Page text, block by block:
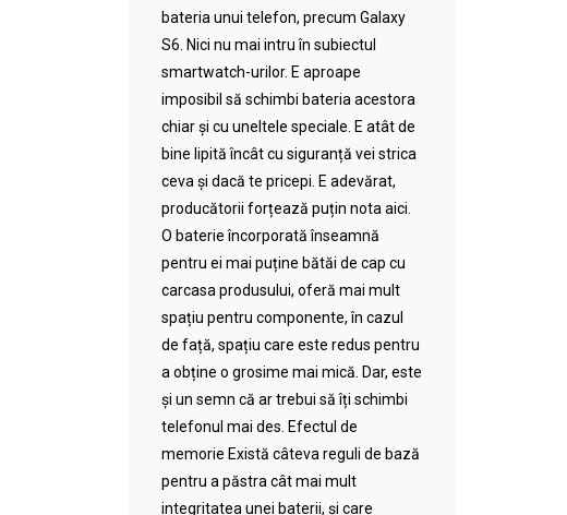
bateria unui telefon, precum Galaxy
S6. Nici nu mai intru în subiectul
smartwatch-urilor. E aproape
imposibil să schimbi bateria acestora
chiar și cu uneltele speciale. E atât de
bine lipită încât cu siguranță vei strica
ceva și dacă te pricepi. E adevărat,
producătorii forțează puțin nota aici.
O baterie încorporată înseamnă
pentru ei mai puține bătăi de cap cu
carcasa produsului, oferă mai mult
spațiu pentru componente, în cazul
de față, spațiu care este redus pentru
a obține o grosime mai mică. Dar, este
și un semn că ar trebui să îți schimbi
telefonul mai des. Efectul de
memorie Există câteva reguli de bază
pentru a păstra cât mai mult
integritatea unei baterii, și care